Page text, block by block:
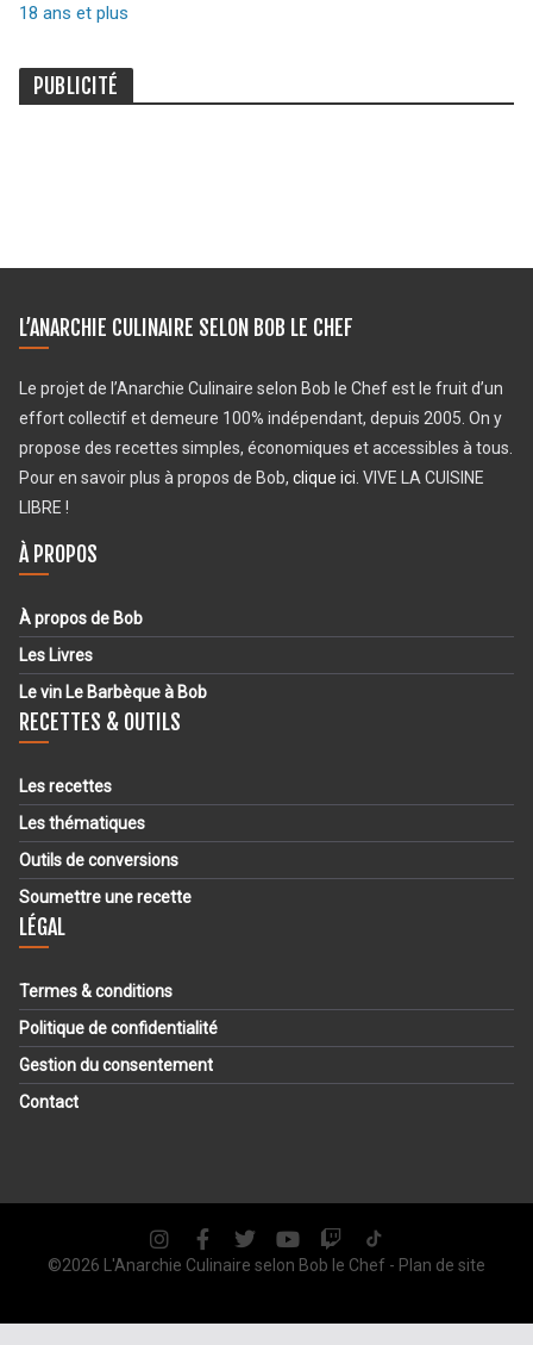
18 ans et plus
PUBLICITÉ
L’ANARCHIE CULINAIRE SELON BOB LE CHEF
Le projet de l’Anarchie Culinaire selon Bob le Chef est le fruit d’un
effort collectif et demeure 100% indépendant, depuis 2005. On y
propose des recettes simples, économiques et accessibles à tous.
Pour en savoir plus à propos de Bob, clique ici . VIVE LA CUISINE
LIBRE !
À PROPOS
À propos de Bob
Les Livres
Le vin Le Barbèque à Bob
RECETTES & OUTILS
Les recettes
Les thématiques
Outils de conversions
Soumettre une recette
LÉGAL
Termes & conditions
Politique de confidentialité
Gestion du consentement
Contact
©2026 L'Anarchie Culinaire selon Bob le Chef - Plan de site